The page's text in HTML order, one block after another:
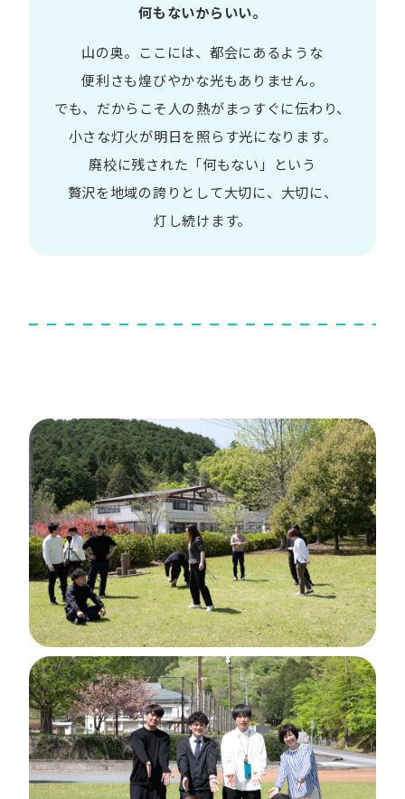
何もないからいい。
山の​奥。​ここには、​都会に​あるような​
便利さも煌びやかな​光も​ありません。​
でも、​だから​こそ 人の​熱が​まっすぐに​伝わり、
小さな​灯火が​明日を​照らす光に​なります。
廃校に​残された​「何も​ない」と​いう​
贅沢を地域の​誇りと​して大切に、​大切に、​
灯し続けます。​